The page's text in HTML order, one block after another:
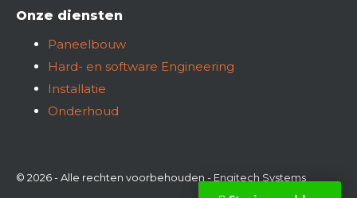
Onze diensten
Paneelbouw
Hard- en software Engineering
Installatie
Onderhoud
© 2026 - Alle rechten voorbehouden - Engitech Systems